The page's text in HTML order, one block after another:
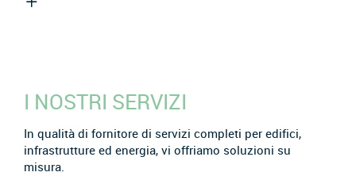
I NOSTRI SERVIZI
In qualità di fornitore di servizi completi per edifici,
infrastrutture ed energia, vi offriamo soluzioni su
misura.